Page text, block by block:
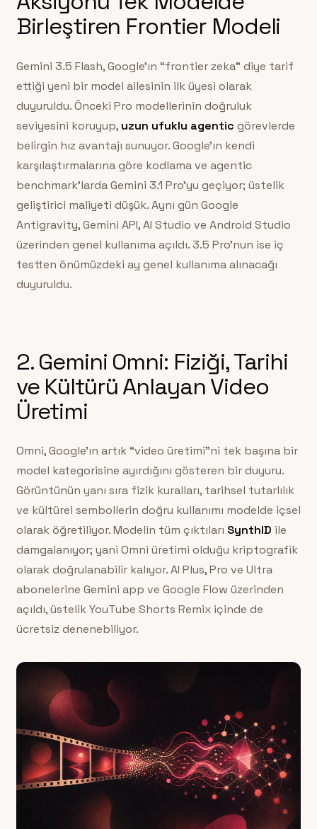
Birleştiren Frontier Modeli
Gemini 3.5 Flash, Google’ın “frontier zeka” diye tarif
ettiği yeni bir model ailesinin ilk üyesi olarak
duyuruldu. Önceki Pro modellerinin doğruluk
seviyesini koruyup, uzun ufuklu agentic görevlerde
belirgin hız avantajı sunuyor. Google’ın kendi
karşılaştırmalarına göre kodlama ve agentic
benchmark’larda Gemini 3.1 Pro’yu geçiyor; üstelik
geliştirici maliyeti düşük. Aynı gün Google
Antigravity, Gemini API, AI Studio ve Android Studio
üzerinden genel kullanıma açıldı. 3.5 Pro’nun ise iç
testten önümüzdeki ay genel kullanıma alınacağı
duyuruldu.
2. Gemini Omni: Fiziği, Tarihi
ve Kültürü Anlayan Video
Üretimi
Omni, Google’ın artık “video üretimi”ni tek başına bir
model kategorisine ayırdığını gösteren bir duyuru.
Görüntünün yanı sıra fizik kuralları, tarihsel tutarlılık
ve kültürel sembollerin doğru kullanımı modelde içsel
olarak öğretiliyor. Modelin tüm çıktıları SynthID ile
damgalanıyor; yani Omni üretimi olduğu kriptografik
olarak doğrulanabilir kalıyor. AI Plus, Pro ve Ultra
abonelerine Gemini app ve Google Flow üzerinden
açıldı, üstelik YouTube Shorts Remix içinde de
ücretsiz denenebiliyor.